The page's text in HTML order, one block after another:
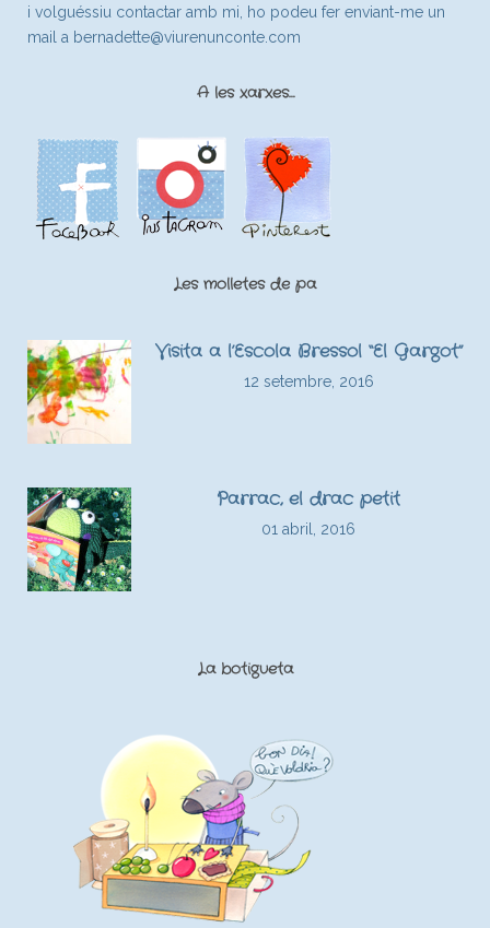
i volguéssiu contactar amb mi, ho podeu fer enviant-me un
mail a bernadette@viurenunconte.com
A les xarxes…
Les molletes de pa
Visita a l’Escola Bressol “El Gargot”
12 setembre, 2016
Parrac, el drac petit
01 abril, 2016
La botigueta